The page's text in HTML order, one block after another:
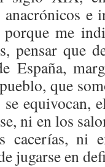
e
me
pensar que
España,
que
equivocan,
ni en los
cacerías, ni
jugarse en